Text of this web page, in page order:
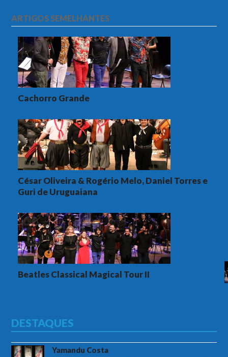
ARTIGOS SEMELHANTES
Cachorro Grande
César Oliveira & Rogério Melo, Daniel Torres e
Guri de Uruguaiana
Beatles Classical Magical Tour II
DESTAQUES
Yamandu Costa